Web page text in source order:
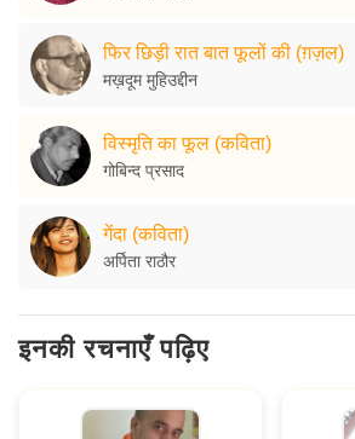
फिर छिड़ी रात बात फूलों की (ग़ज़ल)
मख़दूम मुहिउद्दीन
विस्मृति का फूल (कविता)
गोबिन्द प्रसाद
गेंदा (कविता)
अर्पिता राठौर
इनकी रचनाएँ पढ़िए